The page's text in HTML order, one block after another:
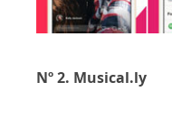
Nº 2. Musical.ly